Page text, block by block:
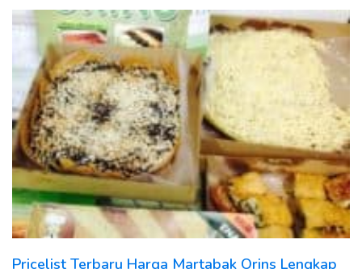
Pricelist Terbaru Harga Martabak Orins Lengkap